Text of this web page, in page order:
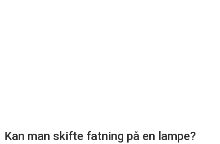
Kan man skifte fatning på en lampe?